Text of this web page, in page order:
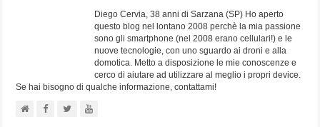
Diego Cervia, 38 anni di Sarzana (SP) Ho aperto
questo blog nel lontano 2008 perchè la mia passione
sono gli smartphone (nel 2008 erano cellulari!) e le
nuove tecnologie, con uno sguardo ai droni e alla
domotica. Metto a disposizione le mie conoscenze e
cerco di aiutare ad utilizzare al meglio i propri device.
Se hai bisogno di qualche informazione, contattami!